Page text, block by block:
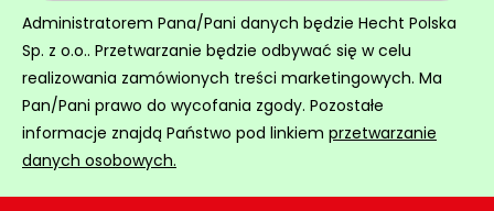
Administratorem Pana/Pani danych będzie Hecht Polska
Sp. z o.o.. Przetwarzanie będzie odbywać się w celu
realizowania zamówionych treści marketingowych. Ma
Pan/Pani prawo do wycofania zgody. Pozostałe
informacje znajdą Państwo pod linkiem przetwarzanie
danych osobowych.